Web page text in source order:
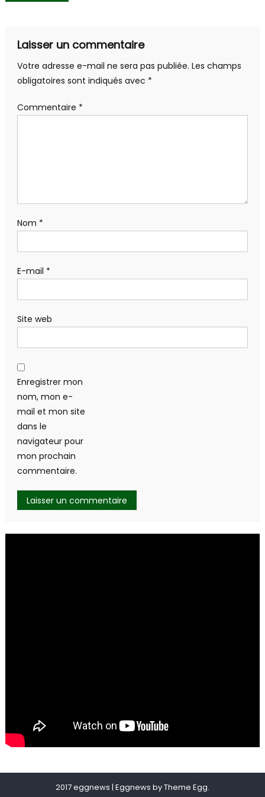
l’article
Laisser un commentaire
Votre adresse e-mail ne sera pas publiée. Les champs
obligatoires sont indiqués avec *
Commentaire *
Nom *
E-mail *
Site web
Enregistrer mon
nom, mon e-
mail et mon site
dans le
navigateur pour
mon prochain
commentaire.
2017 eggnews | Eggnews byTheme Egg.